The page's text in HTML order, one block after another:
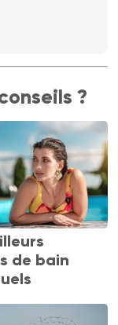
?
de bain